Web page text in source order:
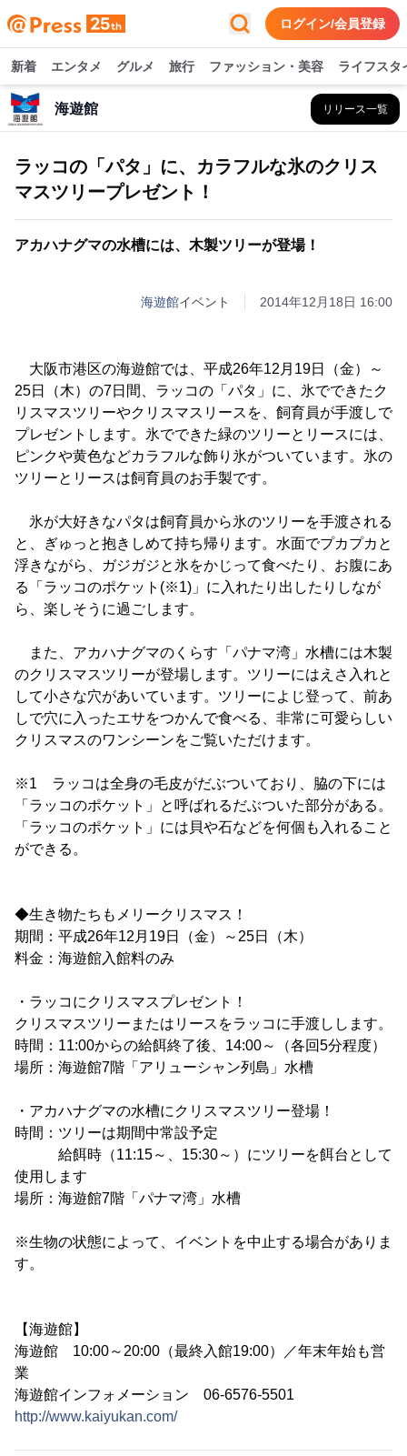
ログイン/会員登録
新着 エンタメ グルメ 旅行 ファッション・美容 ライフスタ
海遊館 リリース一覧
ラッコの「パタ」に、カラフルな氷のクリス
マスツリープレゼント！
アカハナグマの水槽には、木製ツリーが登場！
海遊館イベント 2014年12月18日 16:00
大阪市港区の海遊館では、平成26年12月19日（金）～
25日（木）の7日間、ラッコの「パタ」に、氷でできたク
リスマスツリーやクリスマスリースを、飼育員が手渡しで
プレゼントします。氷でできた緑のツリーとリースには、
ピンクや黄色などカラフルな飾り氷がついています。氷の
ツリーとリースは飼育員のお手製です。
氷が大好きなパタは飼育員から氷のツリーを手渡される
と、ぎゅっと抱きしめて持ち帰ります。水面でプカプカと
浮きながら、ガジガジと氷をかじって食べたり、お腹にあ
る「ラッコのポケット(※1)」に入れたり出したりしなが
ら、楽しそうに過ごします。
また、アカハナグマのくらす「パナマ湾」水槽には木製
のクリスマスツリーが登場します。ツリーにはえさ入れと
して小さな穴があいています。ツリーによじ登って、前あ
しで穴に入ったエサをつかんで食べる、非常に可愛らしい
クリスマスのワンシーンをご覧いただけます。
※1 ラッコは全身の毛皮がだぶついており、脇の下には
「ラッコのポケット」と呼ばれるだぶついた部分がある。
「ラッコのポケット」には貝や石などを何個も入れること
ができる。
◆生き物たちもメリークリスマス！
期間：平成26年12月19日（金）～25日（木）
料金：海遊館入館料のみ
・ラッコにクリスマスプレゼント！
クリスマスツリーまたはリースをラッコに手渡しします。
時間：11:00からの給餌終了後、14:00～（各回5分程度）
場所：海遊館7階「アリューシャン列島」水槽
・アカハナグマの水槽にクリスマスツリー登場！
時間：ツリーは期間中常設予定
給餌時（11:15～、15:30～）にツリーを餌台として
使用します
場所：海遊館7階「パナマ湾」水槽
※生物の状態によって、イベントを中止する場合がありま
す。
【海遊館】
海遊館 10:00～20:00（最終入館19:00）／年末年始も営
業
海遊館インフォメーション 06-6576-5501
http://www.kaiyukan.com/